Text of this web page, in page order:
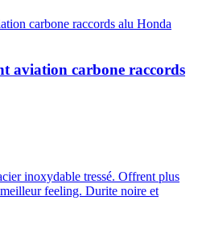
aviation carbone raccords
inoxydable tressé. Offrent plus
feeling. Durite noire et